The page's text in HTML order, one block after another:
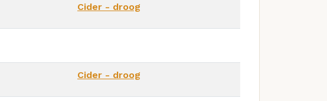
Cider - droog
Cider - droog